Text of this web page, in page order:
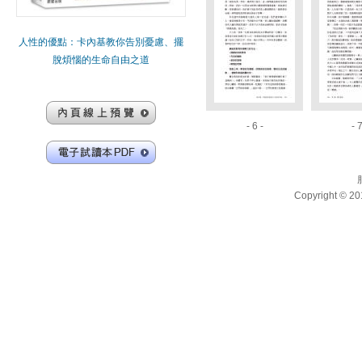
人性的優點：卡內基教你告別憂慮、擺
脫煩惱的生命自由之道
- 6 - -
Copyright ©